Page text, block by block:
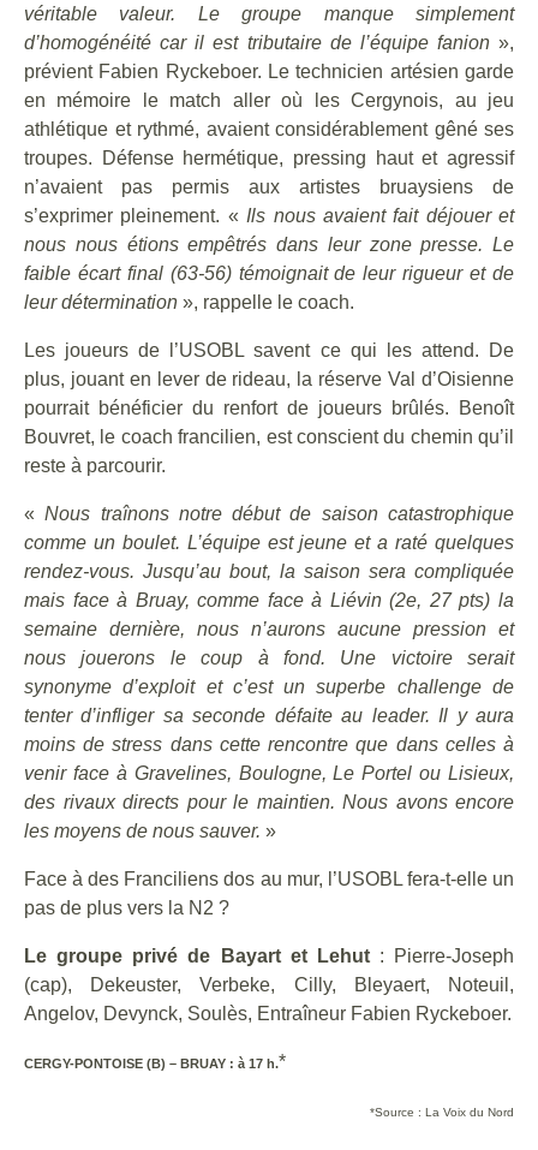
véritable valeur. Le groupe manque simplement
d’homogénéité car il est tributaire de l’équipe fanion»,
prévient Fabien Ryckeboer. Le technicien artésien garde
en mémoire le match aller où les Cergynois, au jeu
athlétique et rythmé, avaient considérablement gêné ses
troupes. Défense hermétique, pressing haut et agressif
n’avaient pas permis aux artistes bruaysiens de
s’exprimer pleinement. « Ils nous avaient fait déjouer et
nous nous étions empêtrés dans leur zone presse. Le
faible écart final (63-56) témoignait de leur rigueur et de
leur détermination », rappelle le coach.
Les joueurs de l’USOBL savent ce qui les attend. De
plus, jouant en lever de rideau, la réserve Val d’Oisienne
pourrait bénéficier du renfort de joueurs brûlés. Benoît
Bouvret, le coach francilien, est conscient du chemin qu’il
reste à parcourir.
«Nous traînons notre début de saison catastrophique
comme un boulet. L’équipe est jeune et a raté quelques
rendez-vous. Jusqu’au bout, la saison sera compliquée
mais face à Bruay, comme face à Liévin (2e, 27 pts) la
semaine dernière, nous n’aurons aucune pression et
nous jouerons le coup à fond. Une victoire serait
synonyme d’exploit et c’est un superbe challenge de
tenter d’infliger sa seconde défaite au leader. Il y aura
moins de stress dans cette rencontre que dans celles à
venir face à Gravelines, Boulogne, Le Portel ou Lisieux,
des rivaux directs pour le maintien. Nous avons encore
les moyens de nous sauver. »
Face à des Franciliens dos au mur, l’USOBL fera-t-elle un
pas de plus vers la N2 ?
Le groupe privé de Bayart et Lehut: Pierre-Joseph
(cap), Dekeuster, Verbeke, Cilly, Bleyaert, Noteuil,
Angelov, Devynck, Soulès, Entraîneur Fabien Ryckeboer.
CERGY-PONTOISE (B) – BRUAY : à 17 h.*
*Source : La Voix du Nord